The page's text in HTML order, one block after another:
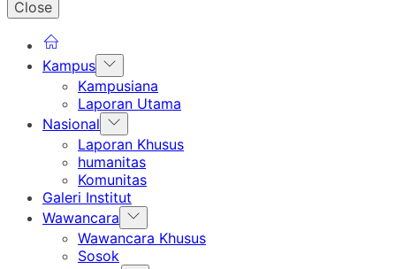
Close
Kampus Show
sub
menu
Kampusiana
Laporan Utama
Nasional Show
sub
menu
Laporan Khusus
humanitas
Komunitas
Galeri Institut
Wawancara Show
sub
Wawancara Khusus
Sosok